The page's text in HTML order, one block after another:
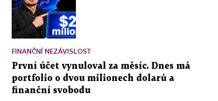
FINANČNÍ NEZÁVISLOST
První účet vynuloval za měsíc. Dnes má
portfolio o dvou milionech dolarů a
finanční svobodu